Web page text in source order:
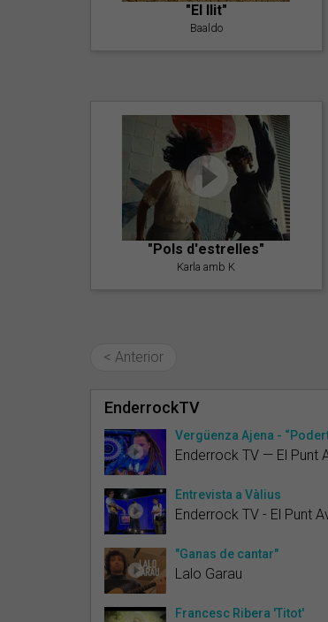
"El llit"
Baaldo
"Pols d'estrelles"
Karla amb K
< Anterior
EnderrockTV
Vergüenza Ajena -
Enderrock TV — El Punt
Entrevista a Vàlius
Enderrock TV - El Punt
"Ganas de cantar"
Lalo Garau
Francesc Ribera 'Titot'